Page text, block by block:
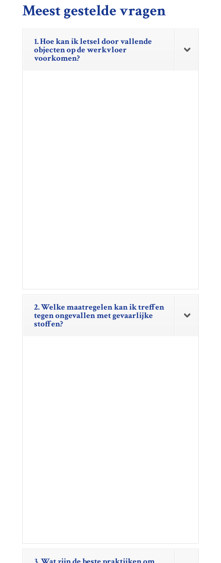
Meest gestelde vragen
1. Hoe kan ik letsel door vallende
objecten op de werkvloer
voorkomen?
2. Welke maatregelen kan ik treffen
tegen ongevallen met gevaarlijke
stoffen?